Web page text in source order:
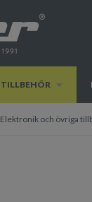
TILLBEHÖR
Elektronik och övriga